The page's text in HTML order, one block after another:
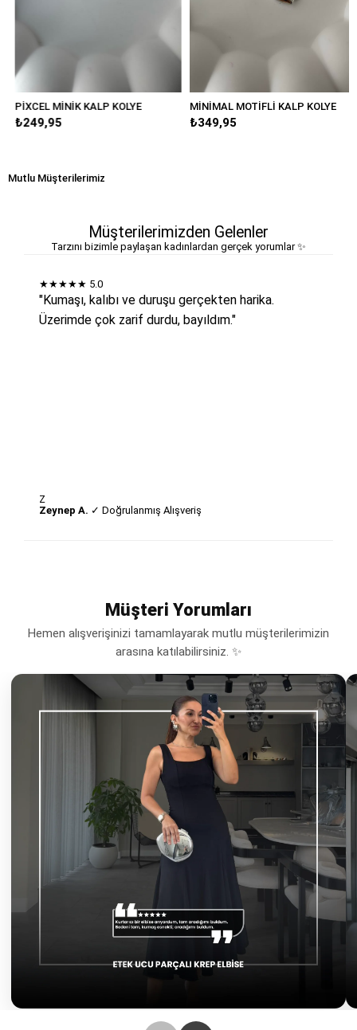
PİXCEL MİNİK KALP KOLYE
₺249,95
MİNİMAL MOTİFLİ KALP KOLYE
₺349,95
Mutlu Müşterilerimiz
Müşterilerimizden Gelenler
Tarzını bizimle paylaşan kadınlardan gerçek yorumlar ✨
★★★★★ 5.0
"Kumaşı, kalıbı ve duruşu gerçekten harika.
Üzerimde çok zarif durdu, bayıldım."
Z
Zeynep A. ✓ Doğrulanmış Alışveriş
Müşteri Yorumları
Hemen alışverişinizi tamamlayarak mutlu müşterilerimizin
arasına katılabilirsiniz. ✨